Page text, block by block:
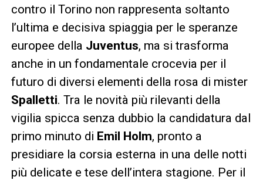
contro il Torino non rappresenta soltanto
l’ultima e decisiva spiaggia per le speranze
europee della Juventus, ma si trasforma
anche in un fondamentale crocevia per il
futuro di diversi elementi della rosa di mister
Spalletti. Tra le novità più rilevanti della
vigilia spicca senza dubbio la candidatura dal
primo minuto di Emil Holm, pronto a
presidiare la corsia esterna in una delle notti
più delicate e tese dell’intera stagione. Per il